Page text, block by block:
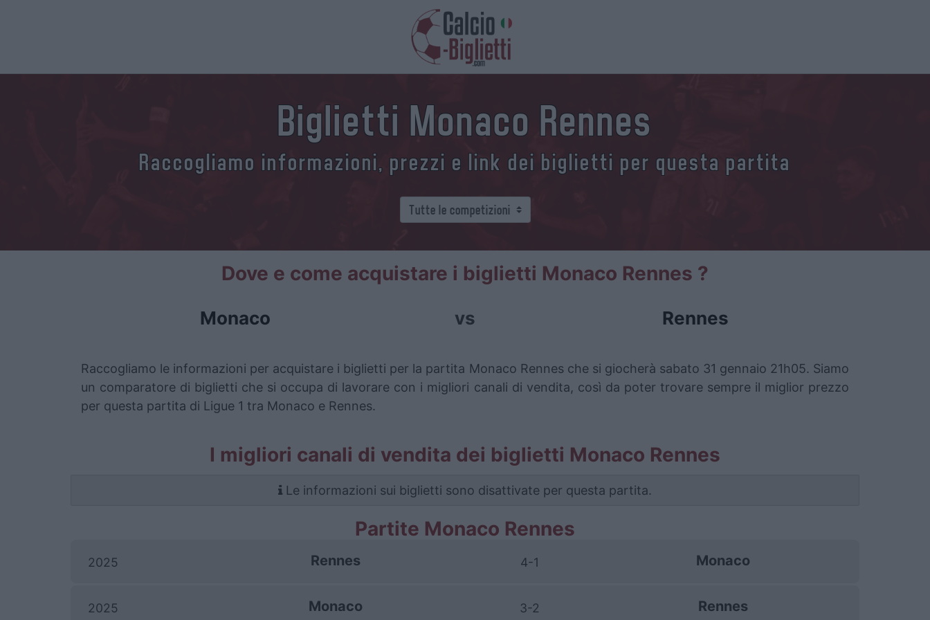
Biglietti Monaco Rennes
Raccogliamo informazioni, prezzi e link dei biglietti per questa partita
Dove e come acquistare i biglietti Monaco Rennes ?
Monaco vs Rennes
Raccogliamo le informazioni per acquistare i biglietti per la partita Monaco Rennes che si giocherà sabato 31 gennaio 21h05. Siamo
un comparatore di biglietti che si occupa di lavorare con i migliori canali di vendita, così da poter trovare sempre il miglior prezzo
per questa partita di Ligue 1 tra Monaco e Rennes.
I migliori canali di vendita dei biglietti Monaco Rennes
Le informazioni sui biglietti sono disattivate per questa partita.
Partite Monaco Rennes
2025 Rennes 4-1 Monaco
2025 Monaco 3-2 Rennes